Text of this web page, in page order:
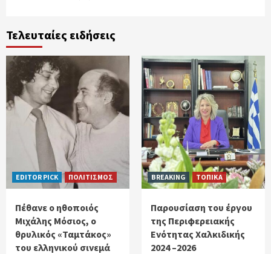
Τελευταίες ειδήσεις
EDITOR PICK ΠΟΛΙΤΙΣΜΟΣ
Πέθανε ο ηθοποιός
Μιχάλης Μόσιος, ο
θρυλικός «Ταμτάκος»
του ελληνικού σινεμά
BREAKING ΤΟΠΙΚΑ
Παρουσίαση του έργου
της Περιφερειακής
Ενότητας Χαλκιδικής
2024 –2026